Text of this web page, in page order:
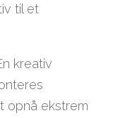
til et
kreativ
opnå ekstrem